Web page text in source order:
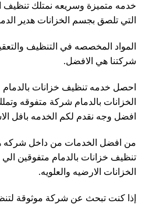
خدمه متميزة وسريعه نمتلك تنظيف
التي تلصق بجسم الخزانات هدير
المواد المخصصه في التنظيف
شركتنا هي الافضل.
احصل خدمه تنظيف خزانات
الخزانات بالدمام شركة متفوقه
افضل وجه نقدم لكم الخدمه بافل
من افضل الخدمات من داخل شركه
تنظيف خزانات بالدمام متفوقين
الخزانات الارضيه والعلويه.
إذا كنت تبحث عن شركة موثوقة